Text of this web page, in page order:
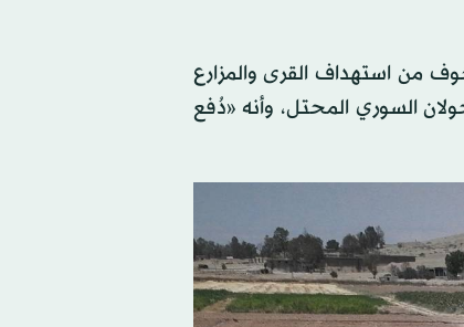
من استهداف القرى والمزارع
السوري المحتل، وأنه «دُفع